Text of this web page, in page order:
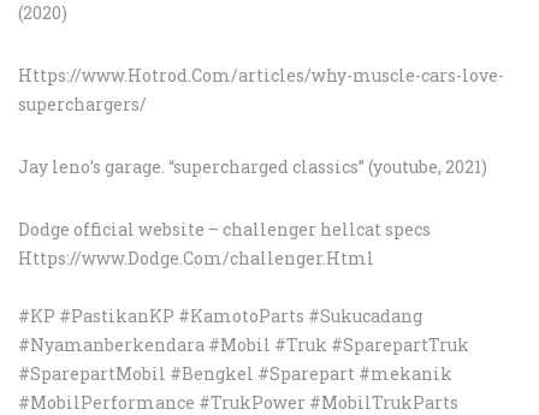
(2020)
Https://www.Hotrod.Com/articles/why-muscle-cars-love-
superchargers/
Jay leno’s garage. “supercharged classics” (youtube, 2021)
Dodge official website – challenger hellcat specs
Https://www.Dodge.Com/challenger.Html
#KP #PastikanKP #KamotoParts #Sukucadang
#Nyamanberkendara #Mobil #Truk #SparepartTruk
#SparepartMobil #Bengkel #Sparepart #mekanik
#MobilPerformance #TrukPower #MobilTrukParts